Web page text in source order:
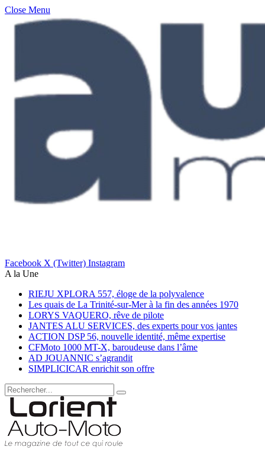
Close Menu
Facebook X (Twitter) Instagram
A la Une
RIEJU XPLORA 557, éloge de la polyvalence
Les quais de La Trinité-sur-Mer à la fin des années 1970
LORYS VAQUERO, rêve de pilote
JANTES ALU SERVICES, des experts pour vos jantes
ACTION DSP 56, nouvelle identité, même expertise
CFMoto 1000 MT-X, baroudeuse dans l’âme
AD JOUANNIC s’agrandit
SIMPLICICAR enrichit son offre